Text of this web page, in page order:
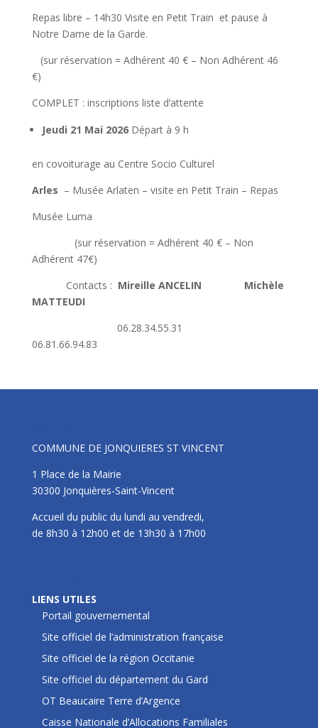
Repas libre – 14h30 Visite en Petit Train et pause à
Notre Dame de la Garde.
(sur réservation = Adhérent 40 € – Non Adhérent 46
€)
COMPLET : inscriptions liste d’attente
Jeudi 21 Mai 2026Départ à 9 h
en covoiturage au Centre Socio Culturel
Arles – Musée Arlaten – visite en Petit Train – Repas
Musée Luma
(sur réservation = Adhérent 40 € – Non
Adhérent 47€)
Contacts : Mireille ANCELIN Michèle
MATTEUDI
06.28.34.55.31
06.81.66.94.83
COMMUNE DE JONQUIERES ST VINCENT
1 Place de la Mairie
30300 Jonquières-Saint-Vincent
Accueil du public du lundi au vendredi,
de 8h30 à 12h00 et de 13h30 à 17h00
LIENS UTILES
Portail gouvernemental
Site officiel de l’administration française
Site officiel de la région Occitanie
Site officiel du département du Gard
OT Beaucaire Terre d’Argence
Caisse Nationale d’Allocations Familiales